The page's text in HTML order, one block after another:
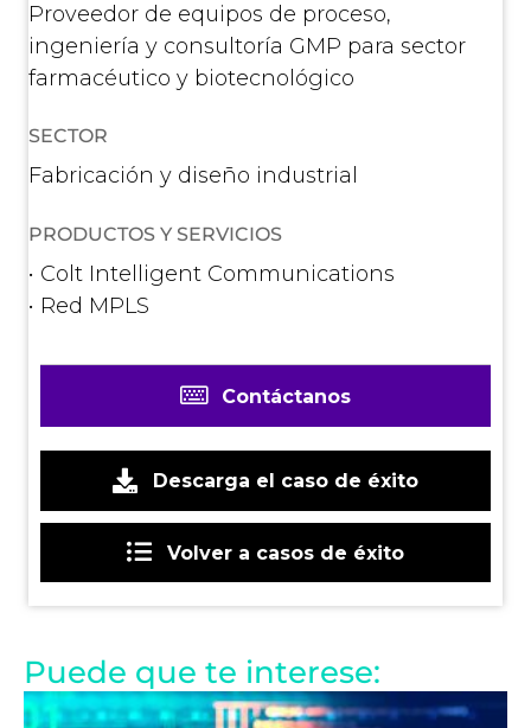
Proveedor de equipos de proceso,
ingeniería y consultoría GMP para sector
farmacéutico y biotecnológico
SECTOR
Fabricación y diseño industrial
PRODUCTOS Y SERVICIOS
• Colt Intelligent Communications
• Red MPLS
Contáctanos
Descarga el caso de éxito
Volver a casos de éxito
Puede que te interese: